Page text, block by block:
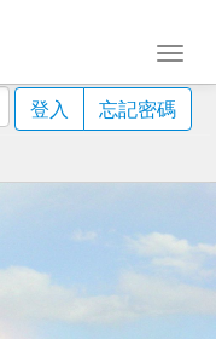
登入
忘記密碼